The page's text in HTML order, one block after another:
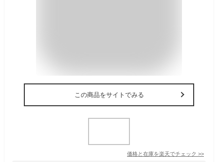
この商品をサイトでみる
価格と在庫を楽天でチェック >>